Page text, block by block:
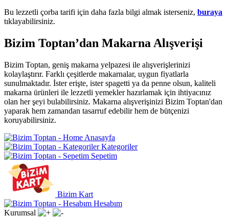
Bu lezzetli çorba tarifi için daha fazla bilgi almak isterseniz, buraya
tıklayabilirsiniz.
Bizim Toptan’dan Makarna Alışverişi
Bizim Toptan, geniş makarna yelpazesi ile alışverişlerinizi
kolaylaştırır. Farklı çeşitlerde makarnalar, uygun fiyatlarla
sunulmaktadır. İster erişte, ister spagetti ya da penne olsun, kaliteli
makarna ürünleri ile lezzetli yemekler hazırlamak için ihtiyacınız
olan her şeyi bulabilirsiniz. Makarna alışverişinizi Bizim Toptan'dan
yaparak hem zamandan tasarruf edebilir hem de bütçenizi
koruyabilirsiniz.
Anasayfa
Kategoriler
Sepetim
Bizim Kart
Hesabım
Kurumsal